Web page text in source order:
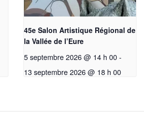
45e Salon Artistique Régional de
la Vallée de l’Eure
5 septembre 2026 @ 14 h 00-
13 septembre 2026 @ 18 h 00